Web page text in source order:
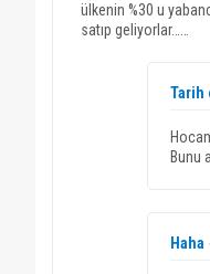
ülkenin %30 u
satıp geliyorlar……
Tarih
Bunu
Haha